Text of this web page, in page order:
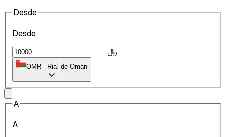
Desde
Desde
﷼
OMR - Rial de Omán
A
A